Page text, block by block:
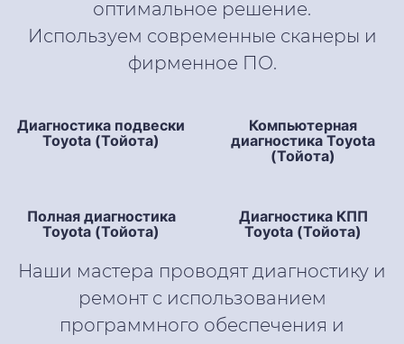
оптимальное решение.
Используем современные сканеры и
фирменное ПО.
Диагностика подвески
Toyota (Тойота)
Компьютерная
диагностика Toyota
(Тойота)